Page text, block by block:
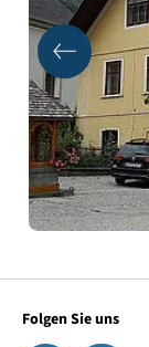
Folgen Sie uns